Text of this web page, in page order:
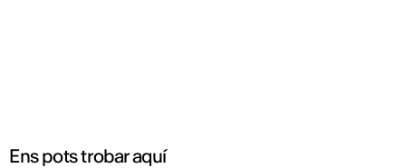
Ens pots trobar aquí